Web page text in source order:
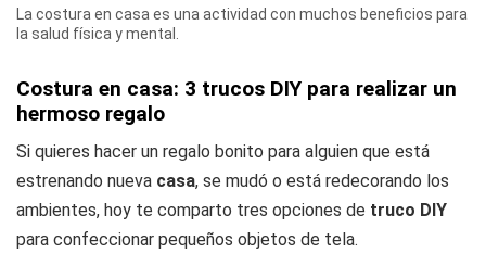
La costura en casa es una actividad con muchos beneficios para
la salud física y mental.
Costura en casa: 3 trucos DIY para realizar un
hermoso regalo
Si quieres hacer un regalo bonito para alguien que está
estrenando nueva casa, se mudó o está redecorando los
ambientes, hoy te comparto tres opciones de truco DIY
para confeccionar pequeños objetos de tela.